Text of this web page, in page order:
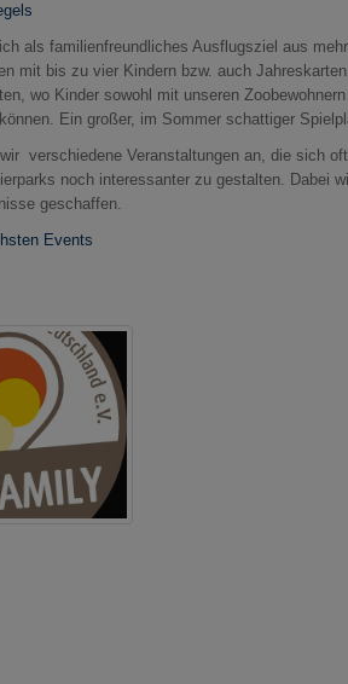
als familienfreundliches Ausflugsziel aus
mit bis zu vier Kindern bzw. auch
wo Kinder sowohl mit unseren
Ein großer, im Sommer schattiger
verschiedene Veranstaltungen an, die sich
noch interessanter zu gestalten. Dabei
geschaffen.
Events